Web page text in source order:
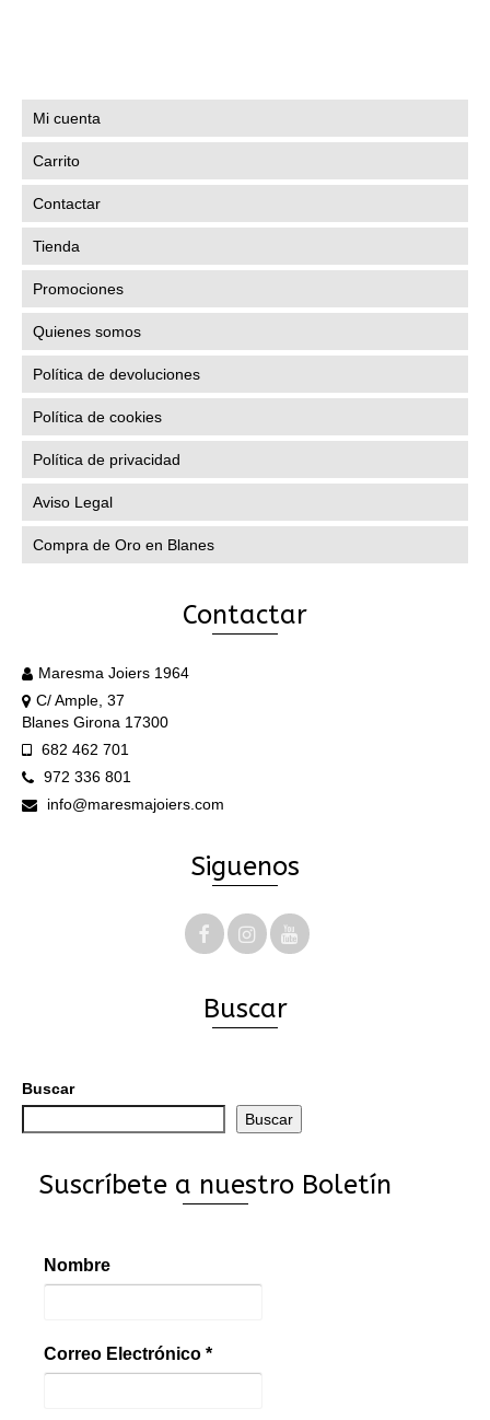
Mi cuenta
Carrito
Contactar
Tienda
Promociones
Quienes somos
Política de devoluciones
Política de cookies
Política de privacidad
Aviso Legal
Compra de Oro en Blanes
Contactar
Maresma Joiers 1964
C/ Ample, 37
Blanes Girona 17300
682 462 701
972 336 801
info@maresmajoiers.com
Siguenos
Buscar
Buscar
Buscar
Suscríbete a nuestro Boletín
Nombre
Correo Electrónico *